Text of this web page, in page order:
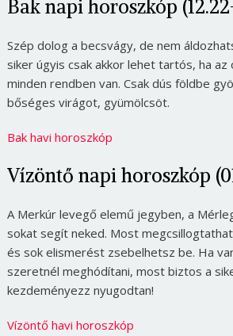
Bak napi horoszkóp
Szép dolog a becsvágy, de nem
siker úgyis csak akkor lehet tartós, ha az
minden rendben van. Csak dús földbe
bőséges virágot, gyümölcsöt.
Bak havi horoszkóp
Vízöntő napi horoszkóp
A Merkúr levegő elemű jegyben, a
sokat segít neked. Most
és sok elismerést zsebelhetsz be. Ha
szeretnél meghódítani, most biztos a
kezdeményezz nyugodtan!
Vízöntő havi horoszkóp